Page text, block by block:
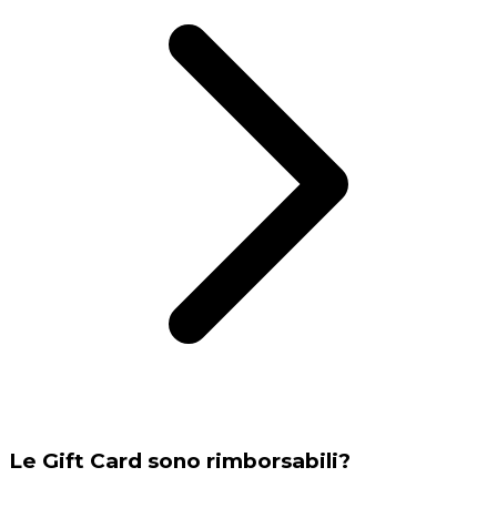
Le Gift Card sono rimborsabili?